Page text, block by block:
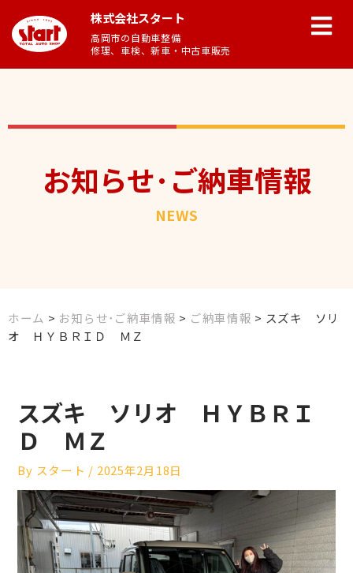
株式会社スタート
高岡市の自動車整備
修理、車検、新車・中古車販売
お知らせ･ご納車情報
NEWS
ホーム > お知らせ･ご納車情報 > ご納車情報 > スズキ ソリ
オ ＨＹＢＲＩＤ ＭＺ
スズキ ソリオ ＨＹＢＲＩ
Ｄ ＭＺ
By スタート / 2025年2月18日